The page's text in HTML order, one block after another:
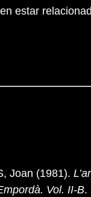
estar
Joan (1981).
Vol. II-B.